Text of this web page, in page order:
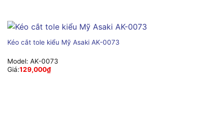
Kéo cắt tole kiểu Mỹ Asaki AK-0073
Model: AK-0073
Giá:129,000₫